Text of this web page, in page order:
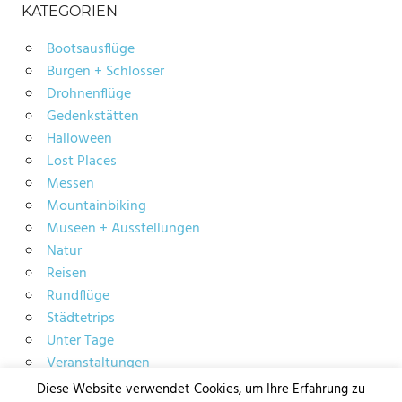
KATEGORIEN
Bootsausflüge
Burgen + Schlösser
Drohnenflüge
Gedenkstätten
Halloween
Lost Places
Messen
Mountainbiking
Museen + Ausstellungen
Natur
Reisen
Rundflüge
Städtetrips
Unter Tage
Veranstaltungen
Diese Website verwendet Cookies, um Ihre Erfahrung zu